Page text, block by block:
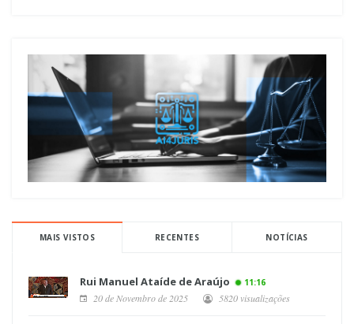
MAIS VISTOS RECENTES NOTÍCIAS
Rui Manuel Ataíde de Araújo 11:16
20 de Novembro de 2025 5820 visualizações